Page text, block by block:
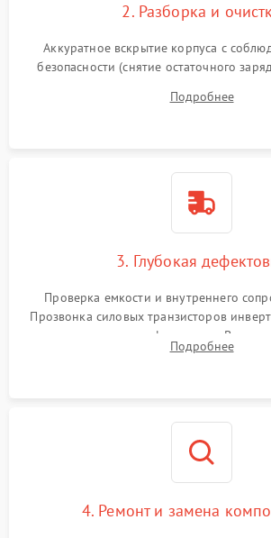
2. Разборка и
Аккуратное вскрытие корпуса с
безопасности (снятие остаточного
и кистей для предотвращения
Подробнее
3. Глубокая
Проверка емкости и внутреннего
Прозвонка силовых транзисторов
переключения и трансформатора.
конденсаторов и прогаров на
Подробнее
4. Ремонт и замена